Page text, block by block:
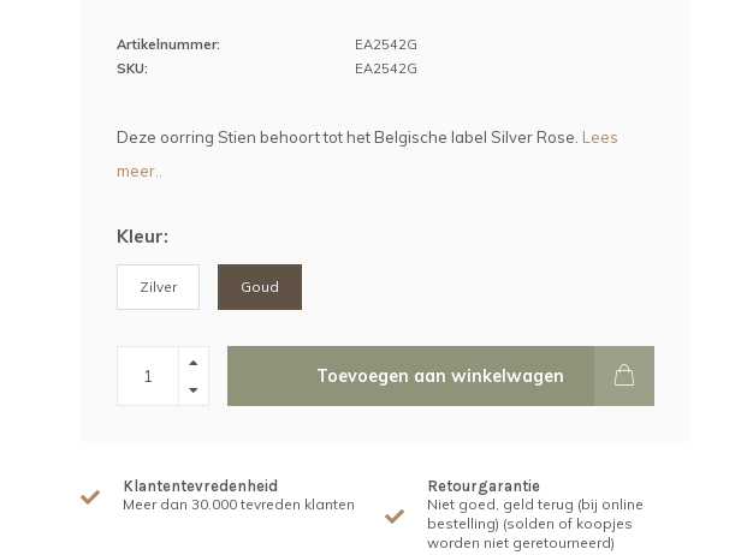
Artikelnummer:
EA2542G
SKU:
EA2542G
Deze oorring Stien behoort tot het Belgische label Silver Rose. Lees
meer..
Kleur:
Zilver Goud
Toevoegen aan winkelwagen
Klantentevredenheid
Meer dan 30.000 tevreden klanten
Retourgarantie
Niet goed, geld terug (bij online
bestelling) (solden of koopjes
worden niet geretourneerd)